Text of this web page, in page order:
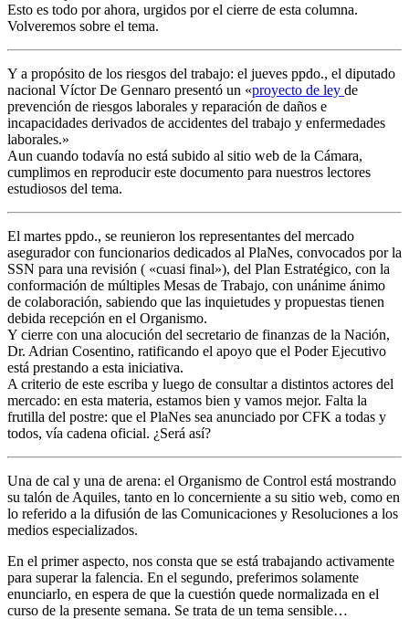
Esto es todo por ahora, urgidos por el cierre de esta columna.
Volveremos sobre el tema.
Y a propósito de los riesgos del trabajo: el jueves ppdo., el diputado
nacional Víctor De Gennaro presentó un «proyecto de ley de
prevención de riesgos laborales y reparación de daños e
incapacidades derivados de accidentes del trabajo y enfermedades
laborales.»
Aun cuando todavía no está subido al sitio web de la Cámara,
cumplimos en reproducir este documento para nuestros lectores
estudiosos del tema.
El martes ppdo., se reunieron los representantes del mercado
asegurador con funcionarios dedicados al PlaNes, convocados por la
SSN para una revisión ( «cuasi final»), del Plan Estratégico, con la
conformación de múltiples Mesas de Trabajo, con unánime ánimo
de colaboración, sabiendo que las inquietudes y propuestas tienen
debida recepción en el Organismo.
Y cierre con una alocución del secretario de finanzas de la Nación,
Dr. Adrian Cosentino, ratificando el apoyo que el Poder Ejecutivo
está prestando a esta iniciativa.
A criterio de este escriba y luego de consultar a distintos actores del
mercado: en esta materia, estamos bien y vamos mejor. Falta la
frutilla del postre: que el PlaNes sea anunciado por CFK a todas y
todos, vía cadena oficial. ¿Será así?
Una de cal y una de arena: el Organismo de Control está mostrando
su talón de Aquiles, tanto en lo concerniente a su sitio web, como en
lo referido a la difusión de las Comunicaciones y Resoluciones a los
medios especializados.
En el primer aspecto, nos consta que se está trabajando activamente
para superar la falencia. En el segundo, preferimos solamente
enunciarlo, en espera de que la cuestión quede normalizada en el
curso de la presente semana. Se trata de un tema sensible…